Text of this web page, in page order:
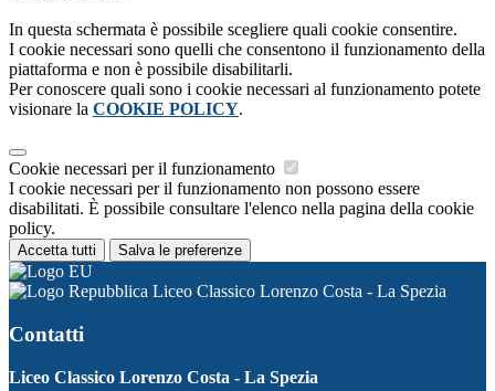
In questa schermata è possibile scegliere quali cookie consentire.
I cookie necessari sono quelli che consentono il funzionamento della
piattaforma e non è possibile disabilitarli.
Per conoscere quali sono i cookie necessari al funzionamento potete
visionare la COOKIE POLICY.
Cookie necessari per il funzionamento
I cookie necessari per il funzionamento non possono essere
disabilitati. È possibile consultare l'elenco nella pagina della cookie
policy.
Accetta tutti Salva le preferenze
Liceo Classico Lorenzo Costa - La Spezia
Contatti
Liceo Classico Lorenzo Costa - La Spezia